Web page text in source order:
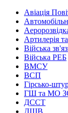
Авіація
Артилерія
Війська
Війська РЕБ
ВМСУ
ВСП
Гірсько-
ГШ та МО
ДССТ
ДШВ